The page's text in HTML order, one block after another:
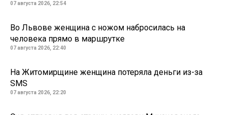
07 августа 2026, 22:54
Во Львове женщина с ножом набросилась на
человека прямо в маршрутке
07 августа 2026, 22:40
На Житомирщине женщина потеряла деньги из-за
SMS
07 августа 2026, 22:20